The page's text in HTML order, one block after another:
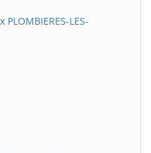
LES-